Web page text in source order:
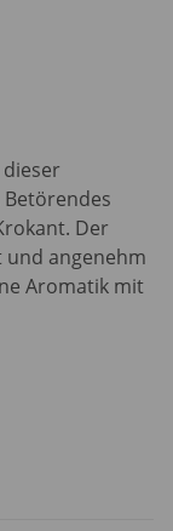
Der
und angenehm
Aromatik mit